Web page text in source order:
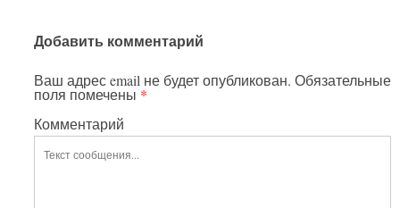
Добавить комментарий
Ваш адрес email не будет опубликован. Обязательные
поля помечены *
Комментарий